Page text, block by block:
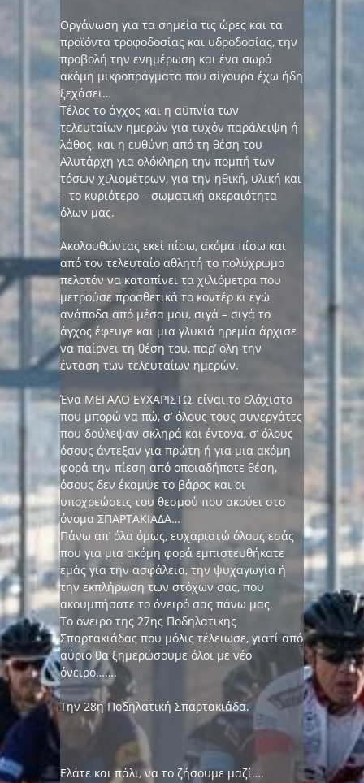
Οργάνωση για τα σημεία τις ώρες και τα
προϊόντα τροφοδοσίας και υδροδοσίας, την
προβολή την ενημέρωση και ένα σωρό
ακόμη μικροπράγματα που σίγουρα έχω ήδη
ξεχάσει…
Τέλος το άγχος και η αϋπνία των
τελευταίων ημερών για τυχόν παράλειψη ή
λάθος, και η ευθύνη από τη θέση του
Αλυτάρχη για ολόκληρη την πομπή των
τόσων χιλιομέτρων, για την ηθική, υλική και
– το κυριότερο – σωματική ακεραιότητα
όλων μας.
Ακολουθώντας εκεί πίσω, ακόμα πίσω και
από τον τελευταίο αθλητή το πολύχρωμο
πελοτόν να καταπίνει τα χιλιόμετρα που
μετρούσε προσθετικά το κοντέρ κι εγώ
ανάποδα από μέσα μου, σιγά – σιγά το
άγχος έφευγε και μια γλυκιά ηρεμία άρχισε
να παίρνει τη θέση του, παρ’ όλη την
ένταση των τελευταίων ημερών.
Ένα ΜΕΓΑΛΟ ΕΥΧΑΡΙΣΤΩ, είναι το ελάχιστο
που μπορώ να πώ, σ’ όλους τους συνεργάτες
που δούλεψαν σκληρά και έντονα, σ’ όλους
όσους άντεξαν για πρώτη ή για μια ακόμη
φορά την πίεση από οποιαδήποτε θέση,
όσους δεν έκαμψε το βάρος και οι
υποχρεώσεις του θεσμού που ακούει στο
όνομα ΣΠΑΡΤΑΚΙΑΔΑ…
Πάνω απ’ όλα όμως, ευχαριστώ όλους εσάς
που για μια ακόμη φορά εμπιστευθήκατε
εμάς για την ασφάλεια, την ψυχαγωγία ή
την εκπλήρωση των στόχων σας, που
ακουμπήσατε το όνειρό σας πάνω μας.
Το όνειρο της 27ης Ποδηλατικής
Σπαρτακιάδας που μόλις τέλειωσε, γιατί από
αύριο θα ξημερώσουμε όλοι με νέο
όνειρο…….
Την 28η Ποδηλατική Σπαρτακιάδα.
Ελάτε και πάλι, να το ζήσουμε μαζί….